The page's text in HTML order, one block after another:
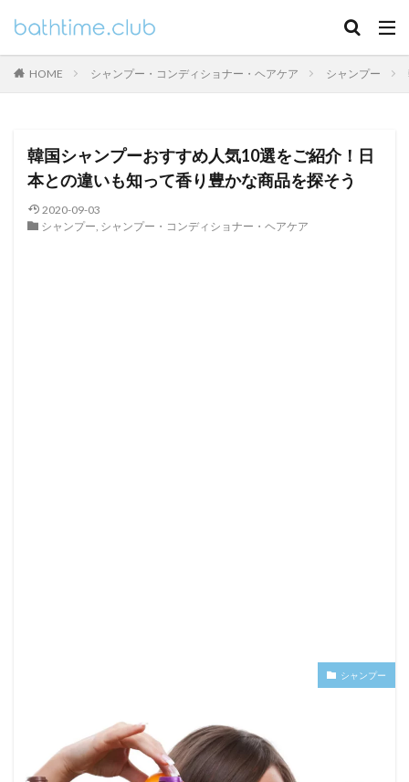
HOME シャンプー・コンディショナー・ヘアケア シャンプー
韓国シャンプーおすすめ人気10選をご紹介！日
本との違いも知って香り豊かな商品を探そう
2020-09-03
シャンプー, シャンプー・コンディショナー・ヘアケア
シャンプー